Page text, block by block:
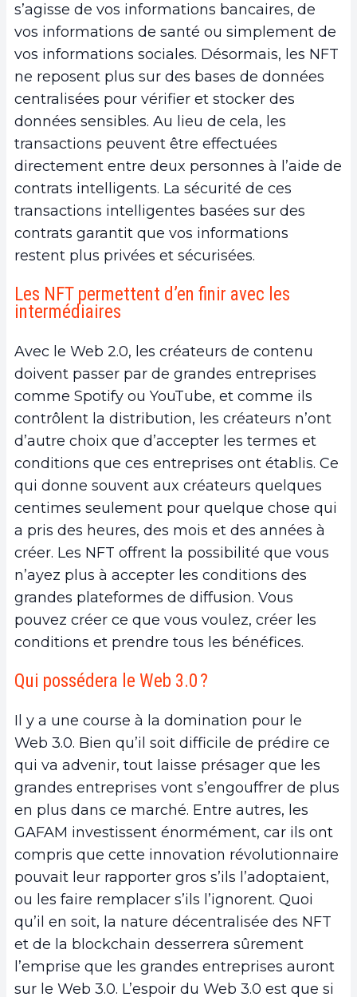
s’agisse de vos informations bancaires, de
vos informations de santé ou simplement de
vos informations sociales. Désormais, les NFT
ne reposent plus sur des bases de données
centralisées pour vérifier et stocker des
données sensibles. Au lieu de cela, les
transactions peuvent être effectuées
directement entre deux personnes à l’aide de
contrats intelligents. La sécurité de ces
transactions intelligentes basées sur des
contrats garantit que vos informations
restent plus privées et sécurisées.
Les NFT permettent d’en finir avec les
intermédiaires
Avec le Web 2.0, les créateurs de contenu
doivent passer par de grandes entreprises
comme Spotify ou YouTube, et comme ils
contrôlent la distribution, les créateurs n’ont
d’autre choix que d’accepter les termes et
conditions que ces entreprises ont établis. Ce
qui donne souvent aux créateurs quelques
centimes seulement pour quelque chose qui
a pris des heures, des mois et des années à
créer. Les NFT offrent la possibilité que vous
n’ayez plus à accepter les conditions des
grandes plateformes de diffusion. Vous
pouvez créer ce que vous voulez, créer les
conditions et prendre tous les bénéfices.
‍Qui possédera le Web 3.0 ?
Il y a une course à la domination pour le
Web 3.0. Bien qu’il soit difficile de prédire ce
qui va advenir, tout laisse présager que les
grandes entreprises vont s’engouffrer de plus
en plus dans ce marché. Entre autres, les
GAFAM investissent énormément, car ils ont
compris que cette innovation révolutionnaire
pouvait leur rapporter gros s’ils l’adoptaient,
ou les faire remplacer s’ils l’ignorent. Quoi
qu’il en soit, la nature décentralisée des NFT
et de la blockchain desserrera sûrement
l’emprise que les grandes entreprises auront
sur le Web 3.0. L’espoir du Web 3.0 est que si